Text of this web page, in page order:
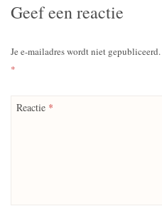
Geef een reactie
Je e-mailadres wordt niet gepubliceerd.
*
Reactie *